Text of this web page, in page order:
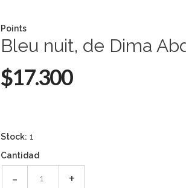
Points
Bleu nuit, de Dima
$17.300
Stock: 1
Cantidad
- +